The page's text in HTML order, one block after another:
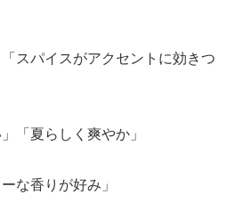
「スパイスがアクセントに効きつ
「夏らしく爽やか」
な香りが好み」